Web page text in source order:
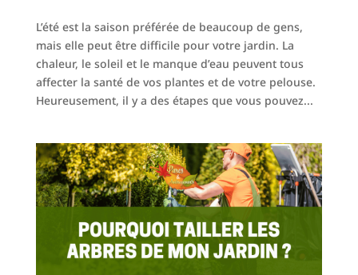
L’été est la saison préférée de beaucoup de gens,
mais elle peut être difficile pour votre jardin. La
chaleur, le soleil et le manque d’eau peuvent tous
affecter la santé de vos plantes et de votre pelouse.
Heureusement, il y a des étapes que vous pouvez...